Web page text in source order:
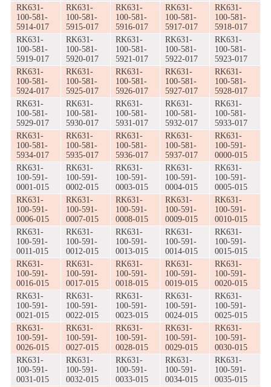
RK631-
100-581-
5914-017
RK631-
100-581-
5915-017
RK631-
100-581-
5916-017
RK631-
100-581-
5917-017
RK631-
100-581-
5918-017
RK631-
100-581-
5919-017
RK631-
100-581-
5920-017
RK631-
100-581-
5921-017
RK631-
100-581-
5922-017
RK631-
100-581-
5923-017
RK631-
100-581-
5924-017
RK631-
100-581-
5925-017
RK631-
100-581-
5926-017
RK631-
100-581-
5927-017
RK631-
100-581-
5928-017
RK631-
100-581-
5929-017
RK631-
100-581-
5930-017
RK631-
100-581-
5931-017
RK631-
100-581-
5932-017
RK631-
100-581-
5933-017
RK631-
100-581-
5934-017
RK631-
100-581-
5935-017
RK631-
100-581-
5936-017
RK631-
100-581-
5937-017
RK631-
100-591-
0000-015
RK631-
100-591-
0001-015
RK631-
100-591-
0002-015
RK631-
100-591-
0003-015
RK631-
100-591-
0004-015
RK631-
100-591-
0005-015
RK631-
100-591-
0006-015
RK631-
100-591-
0007-015
RK631-
100-591-
0008-015
RK631-
100-591-
0009-015
RK631-
100-591-
0010-015
RK631-
100-591-
0011-015
RK631-
100-591-
0012-015
RK631-
100-591-
0013-015
RK631-
100-591-
0014-015
RK631-
100-591-
0015-015
RK631-
100-591-
0016-015
RK631-
100-591-
0017-015
RK631-
100-591-
0018-015
RK631-
100-591-
0019-015
RK631-
100-591-
0020-015
RK631-
100-591-
0021-015
RK631-
100-591-
0022-015
RK631-
100-591-
0023-015
RK631-
100-591-
0024-015
RK631-
100-591-
0025-015
RK631-
100-591-
0026-015
RK631-
100-591-
0027-015
RK631-
100-591-
0028-015
RK631-
100-591-
0029-015
RK631-
100-591-
0030-015
RK631-
100-591-
0031-015
RK631-
100-591-
0032-015
RK631-
100-591-
0033-015
RK631-
100-591-
0034-015
RK631-
100-591-
0035-015